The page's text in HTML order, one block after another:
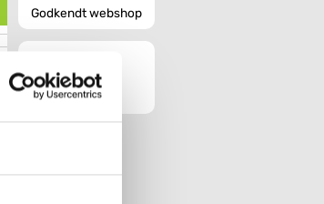
Godkendt webshop